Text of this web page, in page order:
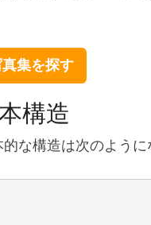
集を探す
構造
な構造は次のように